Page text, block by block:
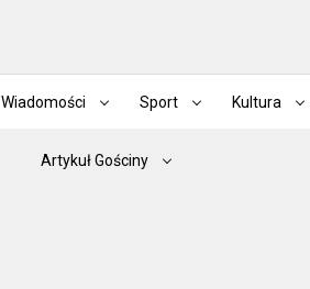
Wiadomości Sport Kultura
Artykuł Gościny